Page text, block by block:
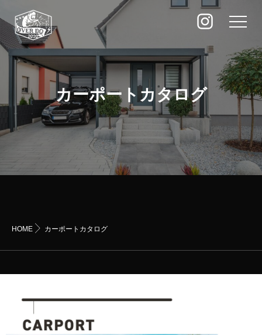
カーポートカタログ
HOME カーポートカタログ